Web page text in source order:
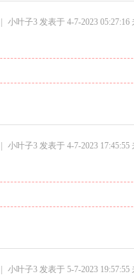
| 小叶子3 发表于 4-7-2023 05:27:16
| 小叶子3 发表于 4-7-2023 17:45:55
| 小叶子3 发表于 5-7-2023 19:57:55